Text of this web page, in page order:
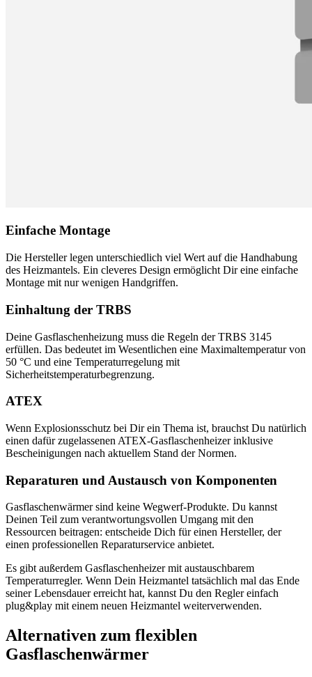
Einfache Montage
Die Hersteller legen unterschiedlich viel Wert auf die Handhabung
des Heizmantels. Ein cleveres Design ermöglicht Dir eine einfache
Montage mit nur wenigen Handgriffen.
Einhaltung der TRBS
Deine Gasflaschenheizung muss die Regeln der TRBS 3145
erfüllen. Das bedeutet im Wesentlichen eine Maximaltemperatur von
50 °C und eine Temperaturregelung mit
Sicherheitstemperaturbegrenzung.
ATEX
Wenn Explosionsschutz bei Dir ein Thema ist, brauchst Du natürlich
einen dafür zugelassenen ATEX-Gasflaschenheizer inklusive
Bescheinigungen nach aktuellem Stand der Normen.
Reparaturen und Austausch von Komponenten
Gasflaschenwärmer sind keine Wegwerf-Produkte. Du kannst
Deinen Teil zum verantwortungsvollen Umgang mit den
Ressourcen beitragen: entscheide Dich für einen Hersteller, der
einen professionellen Reparaturservice anbietet.
Es gibt außerdem Gasflaschenheizer mit austauschbarem
Temperaturregler. Wenn Dein Heizmantel tatsächlich mal das Ende
seiner Lebensdauer erreicht hat, kannst Du den Regler einfach
plug&play mit einem neuen Heizmantel weiterverwenden.
Alternativen zum flexiblen
Gasflaschenwärmer